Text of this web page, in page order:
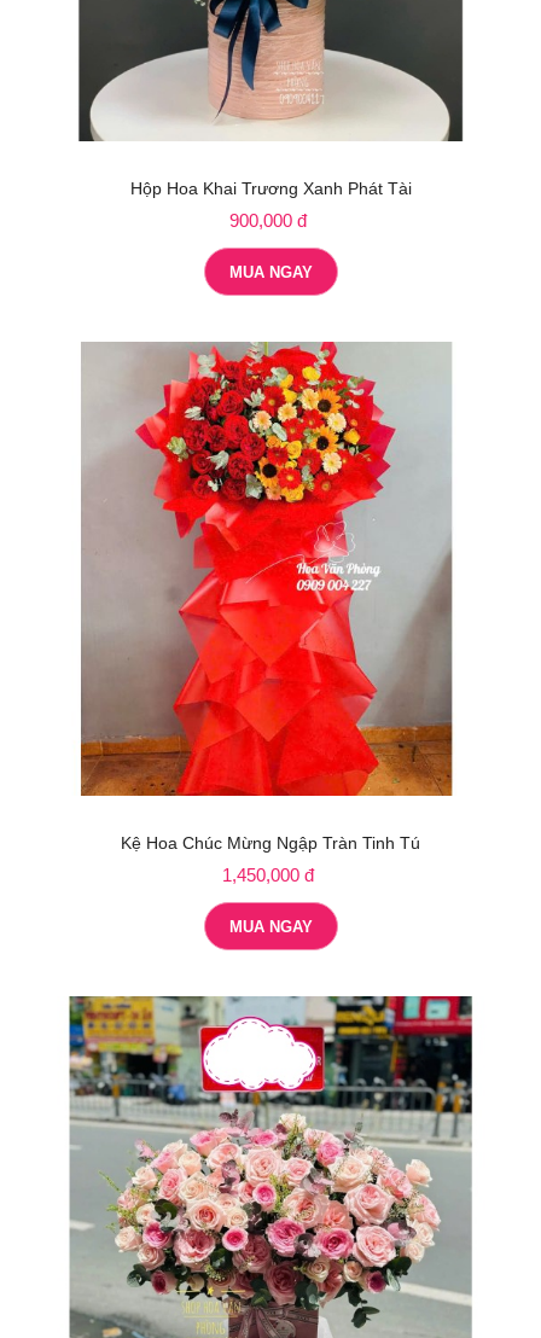
Hộp Hoa Khai Trương Xanh Phát Tài
900,000 đ
MUA NGAY
Kệ Hoa Chúc Mừng Ngập Tràn Tinh Tú
1,450,000 đ
MUA NGAY